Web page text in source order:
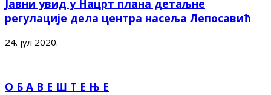
Јавни увид у Нацрт плана детаљне
регулације дела центра насеља Лепосавић
24. јул 2020.
О Б А В Е Ш Т Е Њ Е